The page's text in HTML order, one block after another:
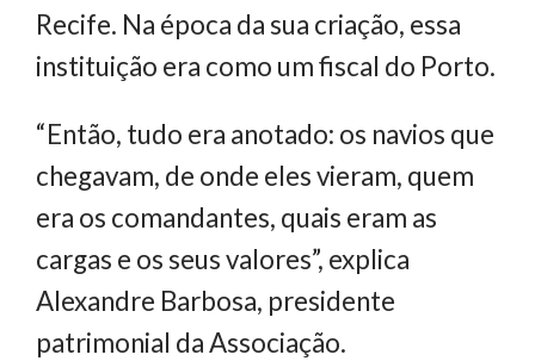
Recife. Na época da sua criação, essa
instituição era como um fiscal do Porto.
“Então, tudo era anotado: os navios que
chegavam, de onde eles vieram, quem
era os comandantes, quais eram as
cargas e os seus valores”, explica
Alexandre Barbosa, presidente
patrimonial da Associação.